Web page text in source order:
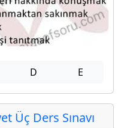
D E
Üç Ders Sınavı